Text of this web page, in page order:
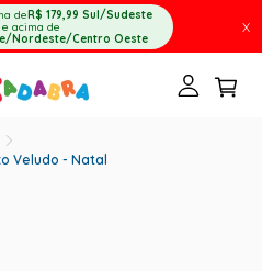
deR$ 179,99 Sul/Sudeste
e acima de
Nordeste/Centro Oeste
X
Veludo - Natal